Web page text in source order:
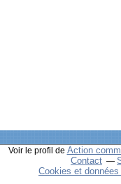
Voir le profil de Action
Contact
Cookies et